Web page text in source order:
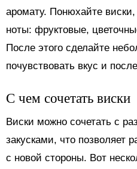
аромату. Понюхайте
ноты: фруктовые,
После этого сделайте
почувствовать вкус и
С чем сочетать виски
Виски можно сочетать с
закусками, что позволяет
с новой стороны. Вот